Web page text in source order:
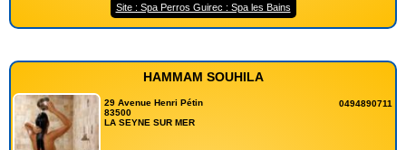
Site : Spa Perros Guirec : Spa les Bains
HAMMAM SOUHILA
29 Avenue Henri Pétin
83500
LA SEYNE SUR MER
0494890711